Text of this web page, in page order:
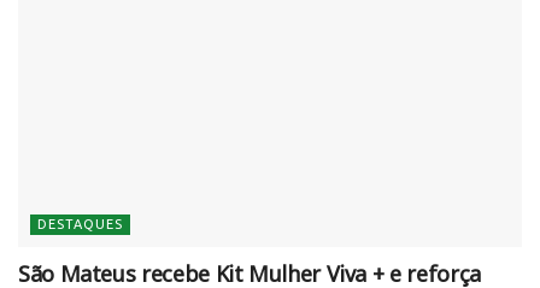
DESTAQUES
São Mateus recebe Kit Mulher Viva + e reforça